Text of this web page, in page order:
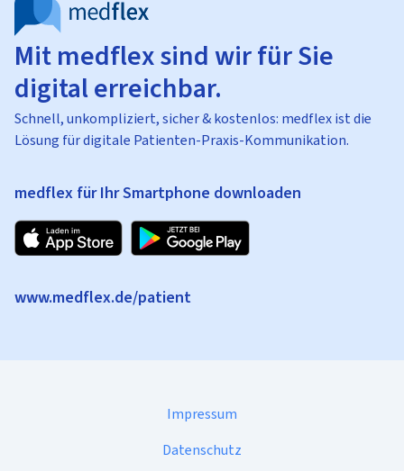
Mit medflex sind wir für Sie
digital erreichbar.
Schnell, unkompliziert, sicher & kostenlos: medflex ist die
Lösung für digitale Patienten-Praxis-Kommunikation.
medflex für Ihr Smartphone downloaden
www.medflex.de/patient
Impressum
Datenschutz